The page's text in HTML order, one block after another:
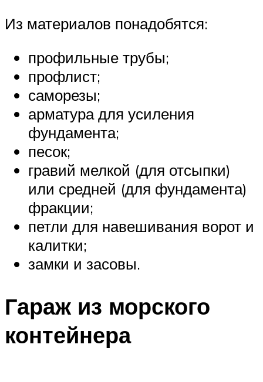
Из материалов понадобятся:
профильные трубы;
профлист;
саморезы;
арматура для усиления
фундамента;
песок;
гравий мелкой (для отсыпки)
или средней (для фундамента)
фракции;
петли для навешивания ворот и
калитки;
замки и засовы.
Гараж из морского
контейнера